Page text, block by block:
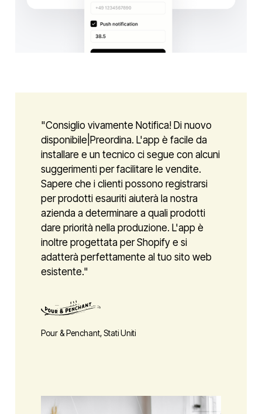
"Consiglio vivamente Notifica! Di nuovo
disponibile|Preordina. L'app è facile da
installare e un tecnico ci segue con alcuni
suggerimenti per facilitare le vendite.
Sapere che i clienti possono registrarsi
per prodotti esauriti aiuterà la nostra
azienda a determinare a quali prodotti
dare priorità nella produzione. L'app è
inoltre progettata per Shopify e si
adatterà perfettamente al tuo sito web
esistente."
Pour & Penchant, Stati Uniti